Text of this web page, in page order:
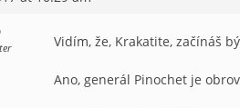
Vidím, že, Krakatite, začínáš
Ano, generál Pinochet je